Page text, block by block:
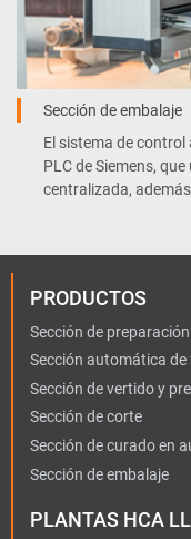
Sección de embalaje
El sistema de
PLC de Siemens,
centralizada,
PRODUCTOS
Sección de
Sección automática
Sección de vertido y
Sección de corte
Sección de curado en
Sección de embalaje
PLANTAS HCA